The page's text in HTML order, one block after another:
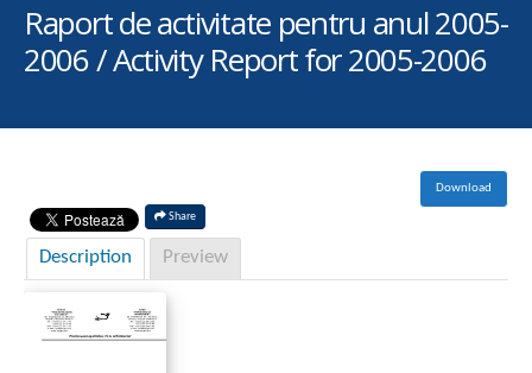
Raport de activitate pentru anul 2005-
2006 / Activity Report for 2005-2006
Download
Share
Description Preview